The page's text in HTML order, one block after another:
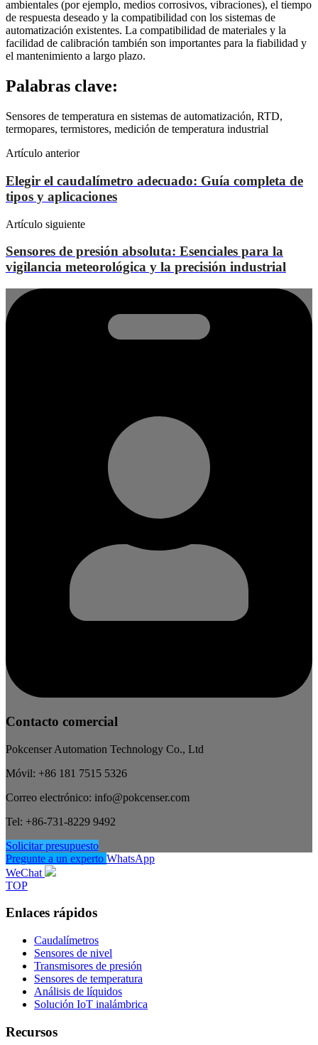
ambientales (por ejemplo, medios corrosivos, vibraciones), el tiempo
de respuesta deseado y la compatibilidad con los sistemas de
automatización existentes. La compatibilidad de materiales y la
facilidad de calibración también son importantes para la fiabilidad y
el mantenimiento a largo plazo.
Palabras clave:
Sensores de temperatura en sistemas de automatización, RTD,
termopares, termistores, medición de temperatura industrial
Artículo anterior
Elegir el caudalímetro adecuado: Guía completa de
tipos y aplicaciones
Artículo siguiente
Sensores de presión absoluta: Esenciales para la
vigilancia meteorológica y la precisión industrial
Contacto comercial
Pokcenser Automation Technology Co., Ltd
Móvil: +86 181 7515 5326
Correo electrónico: info@pokcenser.com
Tel: +86-731-8229 9492
Solicitar presupuesto
Pregunte a un experto WhatsApp
WeChat
TOP
Enlaces rápidos
Caudalímetros
Sensores de nivel
Transmisores de presión
Sensores de temperatura
Análisis de líquidos
Solución IoT inalámbrica
Recursos